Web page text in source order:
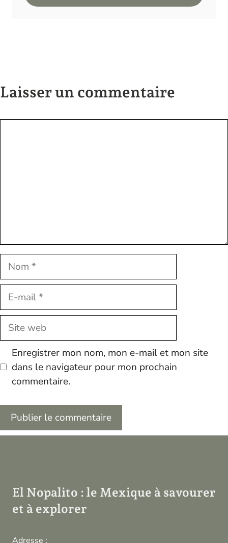
Laisser un commentaire
Nom
E-
Site
Enregistrer mon nom, mon e-mail et mon site
dans le navigateur pour mon prochain
commentaire.
El Nopalito : le Mexique à savourer
et à explorer
Adresse :